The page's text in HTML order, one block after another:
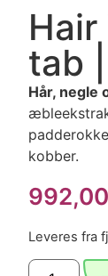
tab
Hår, negle
kobber.
992,00
Leveres fra